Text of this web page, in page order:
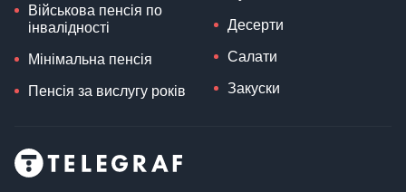
Військова пенсія по
інвалідності
Мінімальна пенсія
Пенсія за вислугу років
Десерти
Салати
Закуски